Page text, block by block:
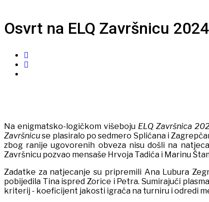
Osvrt na ELQ Završnicu 2024
Na enigmatsko-logičkom višeboju ELQ Završnica
Završnicuse plasiralo po sedmero Splićana i
zbog ranije ugovorenih obveza nisu došli na
Završnicu pozvao mensaše Hrvoja Tadića i Marinu
Zadatke za natjecanje su pripremili Ana Lubura
pobijedila Tina ispred Zorice i Petra. Sumirajući
kriterij - koeficijent jakosti igrača na turniru i odredi